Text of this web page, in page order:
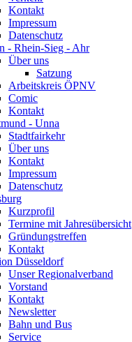
Kontakt
Impressum
Datenschutz
- Rhein-Sieg - Ahr
Über uns
Satzung
Arbeitskreis ÖPNV
Comic
Kontakt
- Unna
Stadtfairkehr
Über uns
Kontakt
Impressum
Datenschutz
Kurzprofil
Termine mit Jahresübersicht
Gründungstreffen
Kontakt
Düsseldorf
Unser Regionalverband
Vorstand
Kontakt
Newsletter
Bahn und Bus
Service